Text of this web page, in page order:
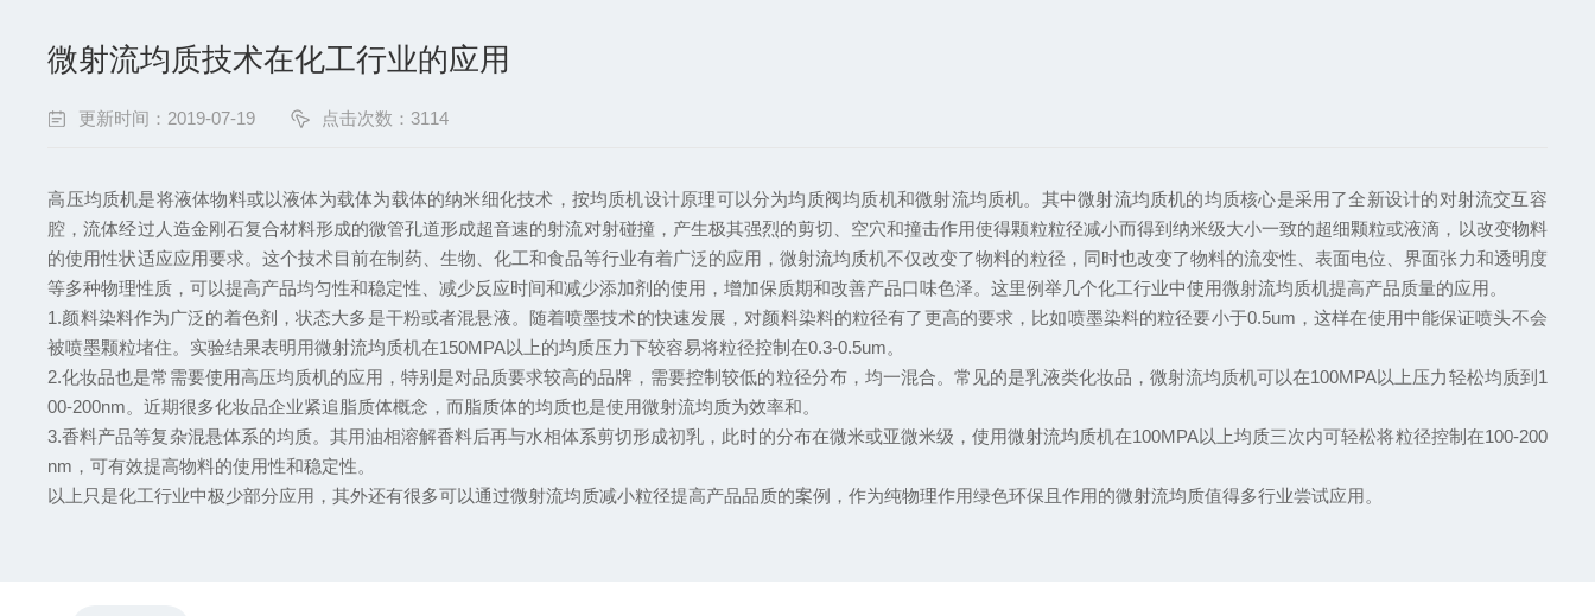
微射流均质技术在化工行业的应用
更新时间：2019-07-19 点击次数：3114
高压均质机是将液体物料或以液体为载体为载体的纳米细化技术，按均质机设计原理可以分为均质阀均质机和微射流均质机。其中微射流均质机的均质核心是采用了全新设计的对射流交互容
腔，流体经过人造金刚石复合材料形成的微管孔道形成超音速的射流对射碰撞，产生极其强烈的剪切、空穴和撞击作用使得颗粒粒径减小而得到纳米级大小一致的超细颗粒或液滴，以改变物料
的使用性状适应应用要求。这个技术目前在制药、生物、化工和食品等行业有着广泛的应用，微射流均质机不仅改变了物料的粒径，同时也改变了物料的流变性、表面电位、界面张力和透明度
等多种物理性质，可以提高产品均匀性和稳定性、减少反应时间和减少添加剂的使用，增加保质期和改善产品口味色泽。这里例举几个化工行业中使用微射流均质机提高产品质量的应用。
1.颜料染料作为广泛的着色剂，状态大多是干粉或者混悬液。随着喷墨技术的快速发展，对颜料染料的粒径有了更高的要求，比如喷墨染料的粒径要小于0.5um，这样在使用中能保证喷头不会
被喷墨颗粒堵住。实验结果表明用微射流均质机在150MPA以上的均质压力下较容易将粒径控制在0.3-0.5um。
2.化妆品也是常需要使用高压均质机的应用，特别是对品质要求较高的品牌，需要控制较低的粒径分布，均一混合。常见的是乳液类化妆品，微射流均质机可以在100MPA以上压力轻松均质到1
00-200nm。近期很多化妆品企业紧追脂质体概念，而脂质体的均质也是使用微射流均质为效率和。
3.香料产品等复杂混悬体系的均质。其用油相溶解香料后再与水相体系剪切形成初乳，此时的分布在微米或亚微米级，使用微射流均质机在100MPA以上均质三次内可轻松将粒径控制在100-200
nm，可有效提高物料的使用性和稳定性。
以上只是化工行业中极少部分应用，其外还有很多可以通过微射流均质减小粒径提高产品品质的案例，作为纯物理作用绿色环保且作用的微射流均质值得多行业尝试应用。